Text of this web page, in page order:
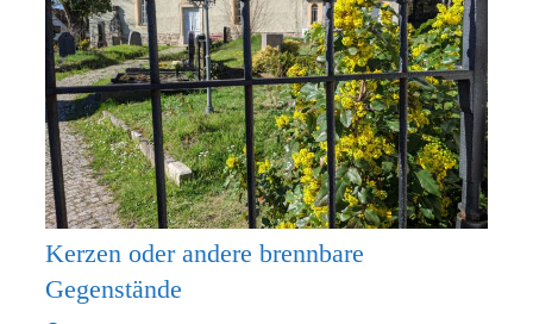
Kerzen oder andere brennbare
Gegenstände